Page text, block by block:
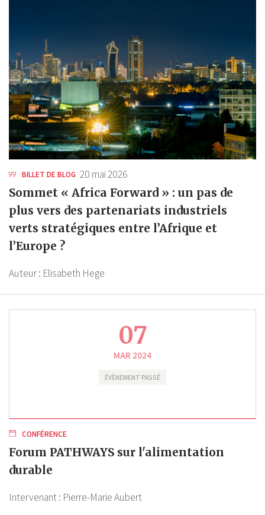
BILLET DE BLOG 20 mai 2026
Sommet « Africa Forward » : un pas de
plus vers des partenariats industriels
verts stratégiques entre l’Afrique et
l’Europe ?
Auteur : Elisabeth Hege
07
MAR 2024
ÉVÈNEMENT PASSÉ
CONFÉRENCE
Forum PATHWAYS sur l'alimentation
durable
Intervenant : Pierre-Marie Aubert